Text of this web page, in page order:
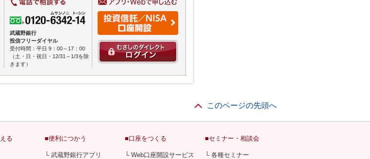
武蔵野銀行
投信フリーダイヤル
受付時間：平日 9：00～17：00
（土・日・祝日・12/31～1/3を除
きます）
このページの先頭へ
る ■便利につかう
└ 武蔵野銀行アプリ
■口座をつくる
└ Web口座開設サービス
■セミナー・相談会
└ 各種セミナー